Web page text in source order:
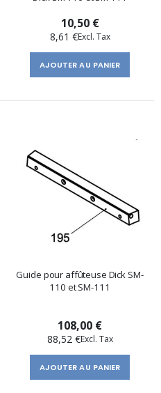
10,50 €
8,61 €
AJOUTER AU PANIER
Guide pour affûteuse Dick SM-
110 et SM-111
108,00 €
88,52 €
AJOUTER AU PANIER